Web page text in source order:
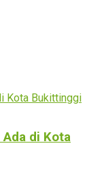
di Kota